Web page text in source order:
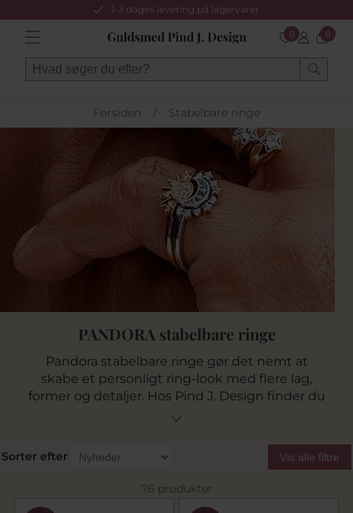
1-3 dages levering på lagervarer
0 0
Forsiden / Stabelbare ringe
PANDORA stabelbare ringe
Pandora stabelbare ringe gør det nemt at
skabe et personligt ring-look med flere lag,
former og detaljer. Hos Pind J. Design finder du
Pandora ringe, der kan bæres alene eller
symboler, så du kan sammensætte en stil, der
Sorter efter Vis alle filtre
76 produkter